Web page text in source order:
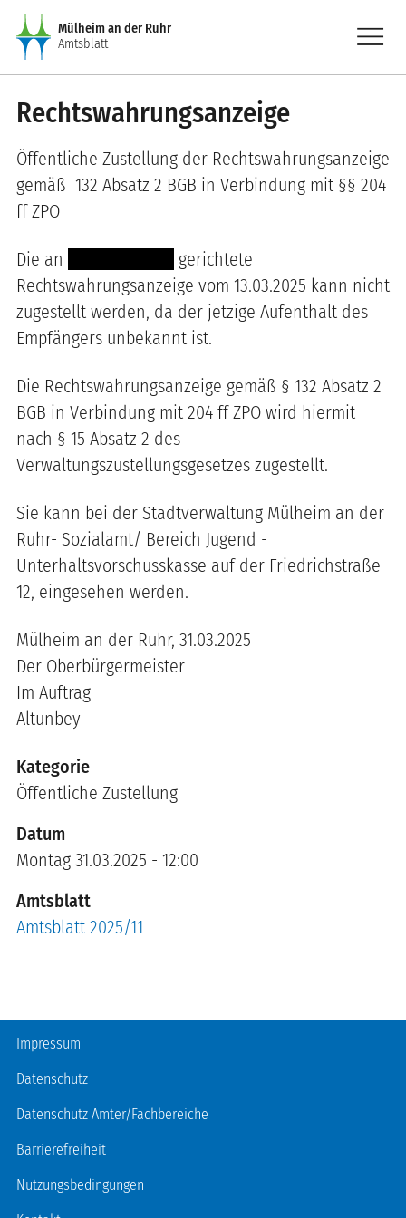
Direkt zum Inhalt
Mülheim an der Ruhr
Amtsblatt
menu
Rechtswahrungsanzeige
Öffentliche Zustellung der Rechtswahrungsanzeige
gemäß 132 Absatz 2 BGB in Verbindung mit §§ 204
ff ZPO
Die an
gerichtete
Rechtswahrungsanzeige vom 13.03.2025 kann nicht
zugestellt werden, da der jetzige Aufenthalt des
Empfängers unbekannt ist.
Die Rechtswahrungsanzeige gemäß § 132 Absatz 2
BGB in Verbindung mit 204 ff ZPO wird hiermit
nach § 15 Absatz 2 des
Verwaltungszustellungsgesetzes zugestellt.
Sie kann bei der Stadtverwaltung Mülheim an der
Ruhr- Sozialamt/ Bereich Jugend -
Unterhaltsvorschusskasse auf der Friedrichstraße
12, eingesehen werden.
Mülheim an der Ruhr, 31.03.2025
Der Oberbürgermeister
Im Auftrag
Altunbey
Kategorie
Öffentliche Zustellung
Datum
Montag 31.03.2025 - 12:00
Amtsblatt
Amtsblatt 2025/11
Fußzeile
Impressum
Datenschutz
Datenschutz Ämter/Fachbereiche
Barrierefreiheit
Nutzungsbedingungen